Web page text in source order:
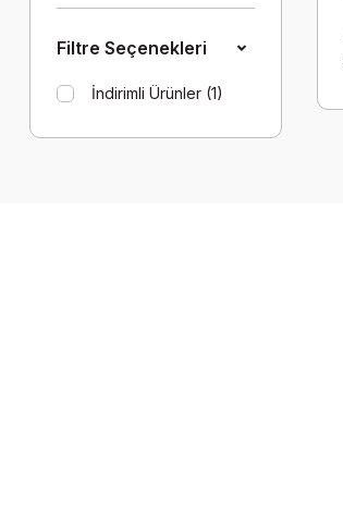
Filtre Seçenekleri
İndirimli Ürünler (1)